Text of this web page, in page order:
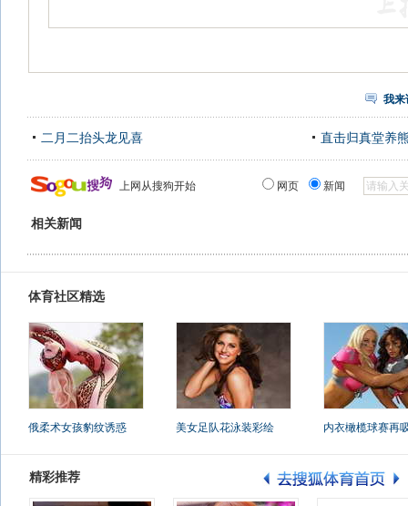
我来
二月二抬头龙见喜 直击归真堂养
上网从搜狗开始 网页 新闻
相关新闻
体育社区精选
俄柔术女孩豹纹诱惑 美女足队花泳装彩绘 内衣橄榄球赛再
精彩推荐